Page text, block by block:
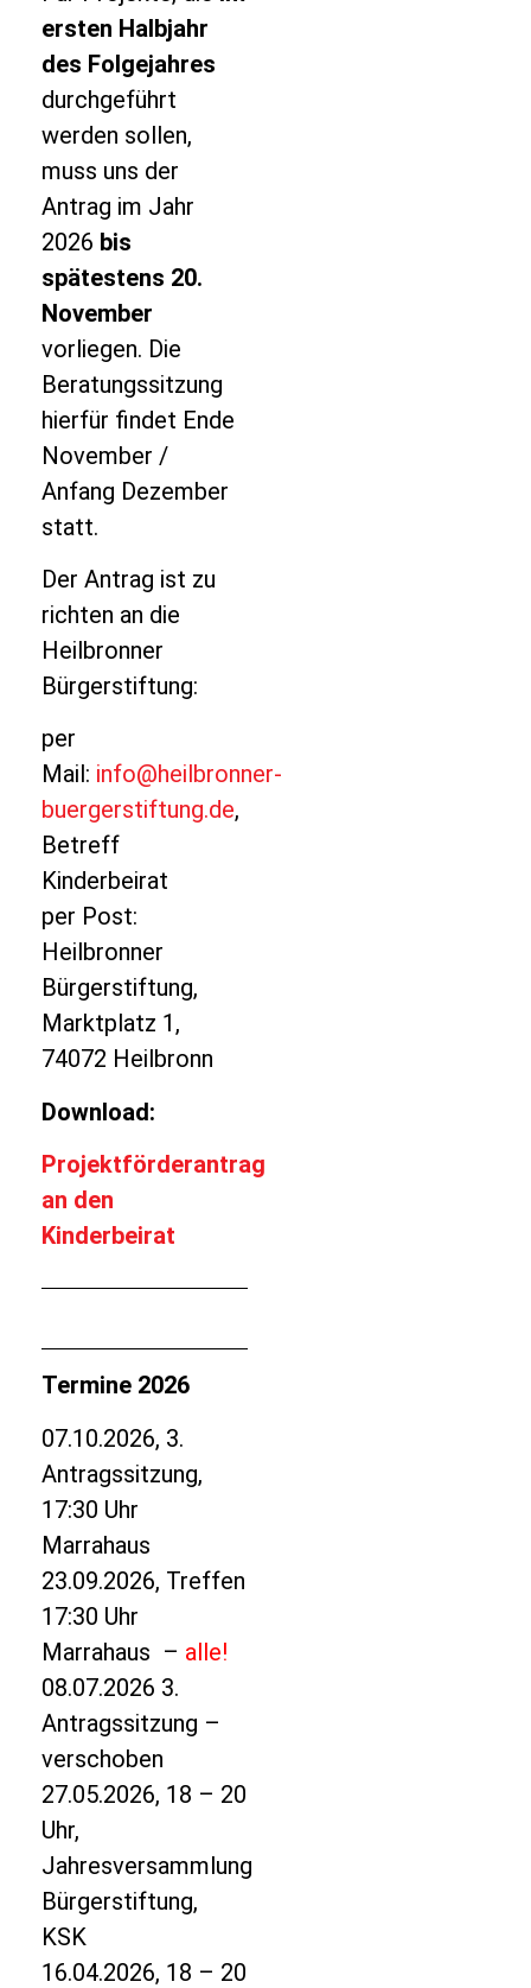
ersten Halbjahr
des Folgejahres
durchgeführt
werden sollen,
muss uns der
Antrag im Jahr
2026 bis
spätestens 20.
November
vorliegen. Die
Beratungssitzung
hierfür findet Ende
November /
Anfang Dezember
statt.
Der Antrag ist zu
richten an die
Heilbronner
Bürgerstiftung:
per
Mail: info@heilbronner-
buergerstiftung.de,
Betreff
Kinderbeirat
per Post:
Heilbronner
Bürgerstiftung,
Marktplatz 1,
74072 Heilbronn
Download:
Projektförderantrag
an den
Kinderbeirat
Termine 2026
07.10.2026, 3.
Antragssitzung,
17:30 Uhr
Marrahaus
23.09.2026, Treffen
17:30 Uhr
Marrahaus – alle!
08.07.2026 3.
Antragssitzung –
verschoben
27.05.2026, 18 – 20
Uhr,
Jahresversammlung
Bürgerstiftung,
KSK
16.04.2026, 18 – 20